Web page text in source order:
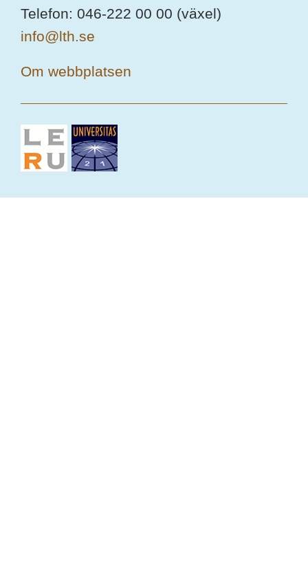
Telefon: 046-222 00 00 (växel)
info@lth.se
Om webbplatsen